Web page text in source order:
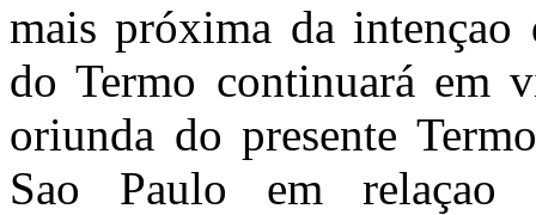
mais próxima da
do Termo continuará em
oriunda do presente
Sao Paulo em relaçao